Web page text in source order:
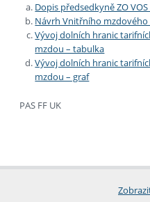
Dopis předsedkyně ZO VOS
Návrh Vnitřního mzdového
Vývoj dolních hranic
mzdou – tabulka
Vývoj dolních hranic
mzdou – graf
PAS FF UK